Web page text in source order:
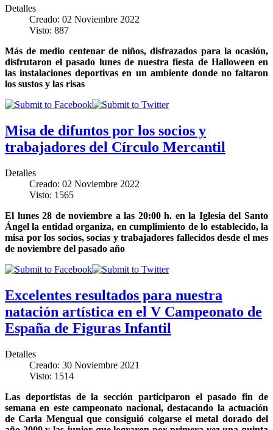
Detalles
Creado: 02 Noviembre 2022
Visto: 887
Más de medio centenar de niños, disfrazados para la ocasión,
disfrutaron el pasado lunes de nuestra fiesta de Halloween en
las instalaciones deportivas en un ambiente donde no faltaron
los sustos y las risas
Misa de difuntos por los socios y
trabajadores del Círculo Mercantil
Detalles
Creado: 02 Noviembre 2022
Visto: 1565
El lunes 28 de noviembre a las 20:00 h. en la Iglesia del Santo
Ángel la entidad organiza, en cumplimiento de lo establecido, la
misa por los socios, socias y trabajadores fallecidos desde el mes
de noviembre del pasado año
Excelentes resultados para nuestra
natación artística en el V Campeonato de
España de Figuras Infantil
Detalles
Creado: 30 Noviembre 2021
Visto: 1514
Las deportistas de la sección participaron el pasado fin de
semana en este campeonato nacional, destacando la actuación
de Carla Mengual que consiguió colgarse el metal dorado del